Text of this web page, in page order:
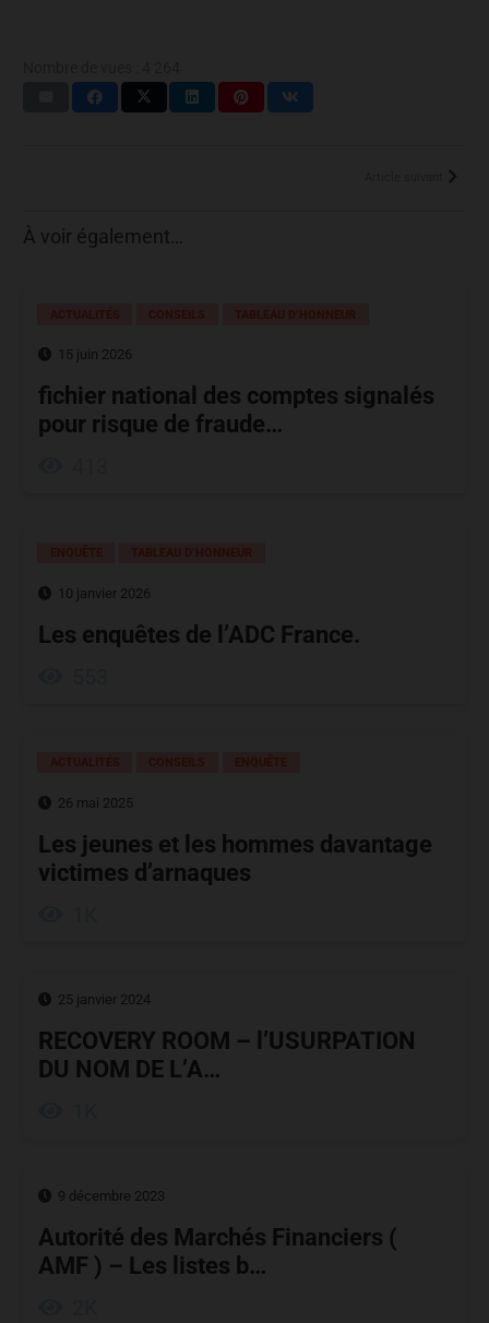
À voir également…
15 juin 2026
fichier national des comptes signalés
pour risque de fraude…
10 janvier 2026
Les enquêtes de l’ADC France.
26 mai 2025
Les jeunes et les hommes davantage
victimes d’arnaques
25 janvier 2024
RECOVERY ROOM – l’USURPATION
DU NOM DE L’A…
9 décembre 2023
Autorité des Marchés Financiers (
AMF ) – Les listes b…